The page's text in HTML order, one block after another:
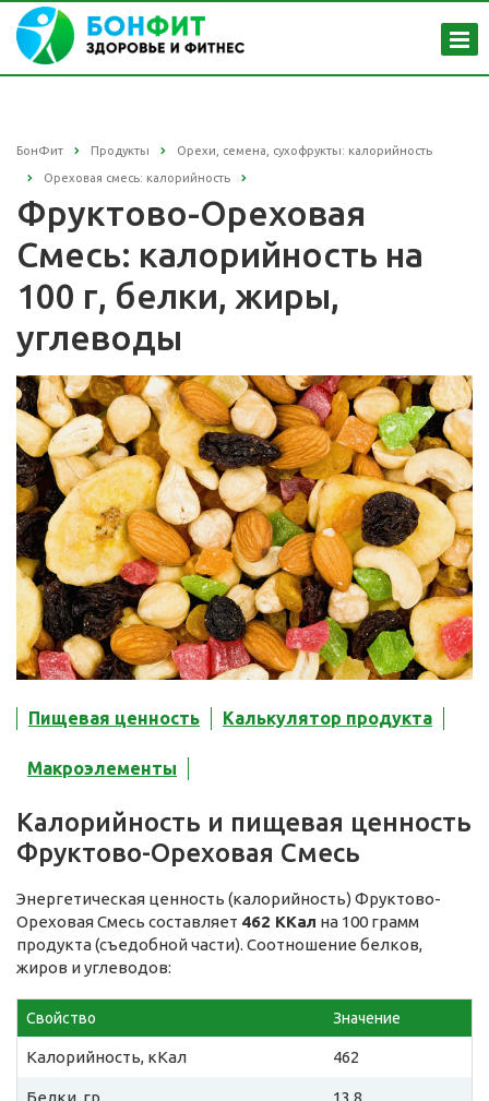
БонФит Продукты Орехи, семена, сухофрукты: калорийность
Ореховая смесь: калорийность
Фруктово-Ореховая
Смесь: калорийность на
100 г, белки, жиры,
углеводы
Пищевая ценность Калькулятор продукта
Макроэлементы
Калорийность и пищевая ценность
Фруктово-Ореховая Смесь
Энергетическая ценность (калорийность) Фруктово-
Ореховая Смесь составляет 462 ККал на 100 грамм
продукта (съедобной части). Соотношение белков,
жиров и углеводов:
Свойство Значение
Калорийность, кКал 462